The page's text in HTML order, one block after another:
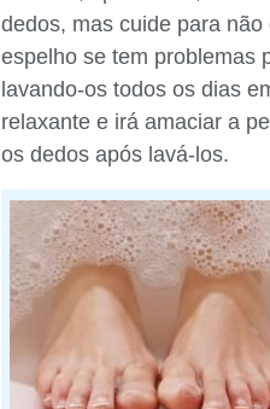
dedos, mas cuide para
espelho se tem problemas
lavando-os todos os dias
relaxante e irá amaciar a
os dedos após lavá-los.